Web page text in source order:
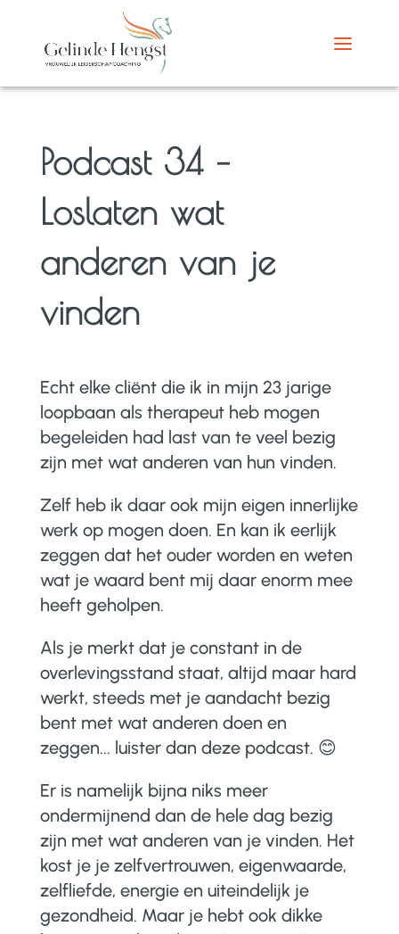
Podcast 34 –
Loslaten wat
anderen van je
vinden
Echt elke cliënt die ik in mijn 23 jarige
loopbaan als therapeut heb mogen
begeleiden had last van te veel bezig
zijn met wat anderen van hun vinden.
Zelf heb ik daar ook mijn eigen innerlijke
werk op mogen doen. En kan ik eerlijk
zeggen dat het ouder worden en weten
wat je waard bent mij daar enorm mee
heeft geholpen.
Als je merkt dat je constant in de
overlevingsstand staat, altijd maar hard
werkt, steeds met je aandacht bezig
bent met wat anderen doen en
zeggen... luister dan deze podcast. 😊
Er is namelijk bijna niks meer
ondermijnend dan de hele dag bezig
zijn met wat anderen van je vinden. Het
kost je je zelfvertrouwen, eigenwaarde,
zelfliefde, energie en uiteindelijk je
gezondheid. Maar je hebt ook dikke